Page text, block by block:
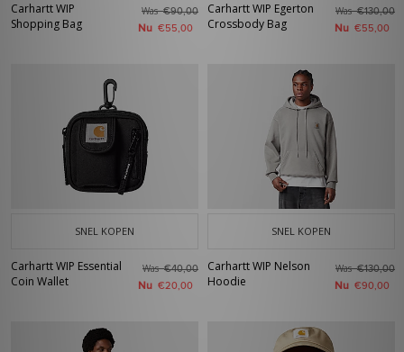
Carhartt WIP
Shopping Bag
Was€90,00
Nu €55,00
Carhartt WIP Egerton
Crossbody Bag
Was€130,00
Nu €55,00
SNEL KOPEN
Carhartt WIP Essential
Coin Wallet
Was€40,00
Nu €20,00
SNEL KOPEN
Carhartt WIP Nelson
Hoodie
Was€130,00
Nu €90,00